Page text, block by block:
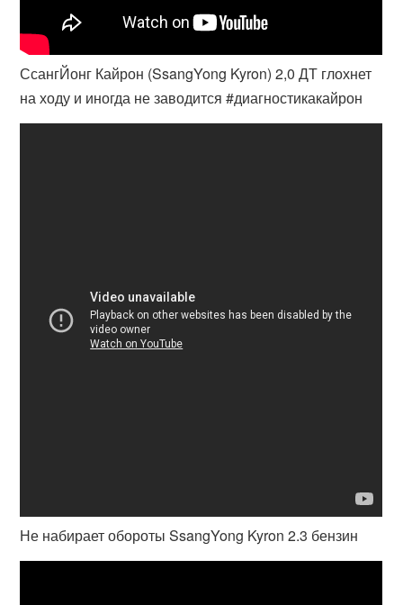
СсангЙонг Кайрон (SsangYong Kyron) 2,0 ДТ глохнет
на ходу и иногда не заводится #диагностикакайрон
Не набирает обороты SsangYong Kyron 2.3 бензин